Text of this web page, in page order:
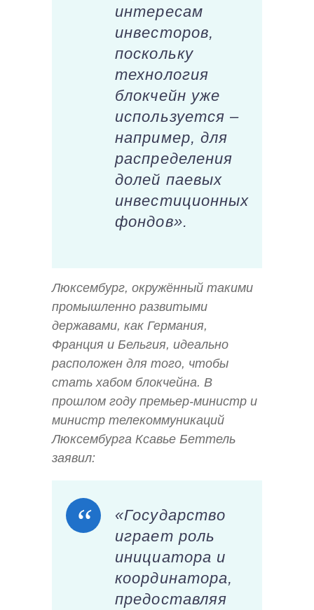
интересам
инвесторов,
поскольку
технология
блокчейн уже
используется –
например, для
распределения
долей паевых
инвестиционных
фондов».
Люксембург, окружённый такими
промышленно развитыми
державами, как Германия,
Франция и Бельгия, идеально
расположен для того, чтобы
стать хабом блокчейна. В
прошлом году премьер-министр и
министр телекоммуникаций
Люксембурга Ксавье Беттель
заявил:
«Государство
играет роль
инициатора и
координатора,
предоставляя